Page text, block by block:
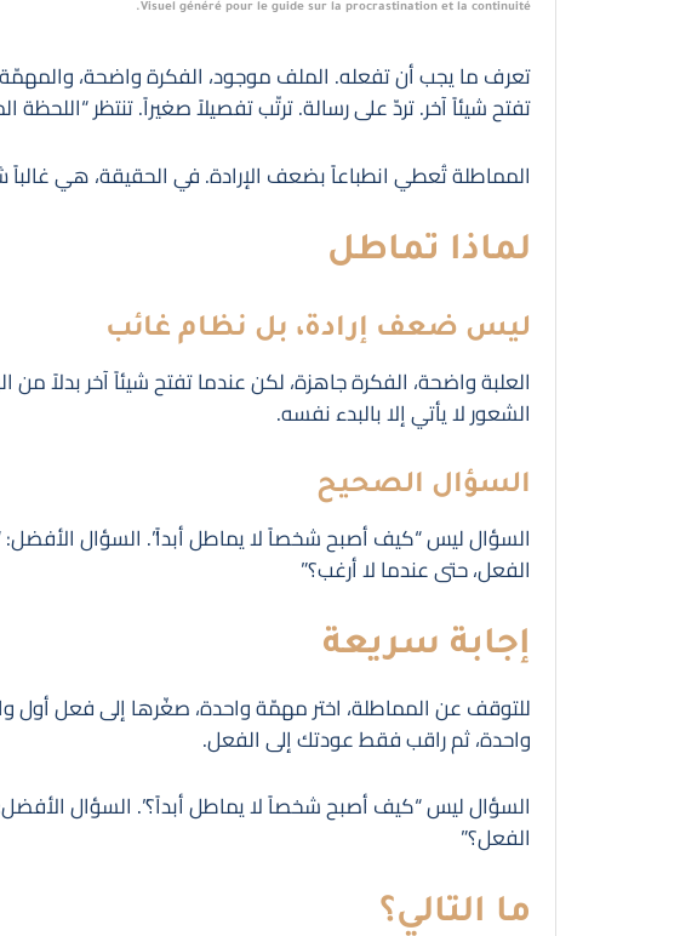
Visuel généré pour le guide sur la procrastination et la continuité.
تعرف ما يجب أن تفعله. الملف موجود، الفكرة واضحة،
تفتح شيئاً آخر. تردّ على رسالة. ترتّب تفصيلاً صغيراً. تنتظر “اللحظة
المماطلة تُعطي انطباعاً بضعف الإرادة. في الحقيقة، هي غالباً
لماذا تماطل
ليس ضعف إرادة، بل نظام غائب
العلبة واضحة، الفكرة جاهزة، لكن عندما تفتح شيئاً آخر بدلاً من
الشعور لا يأتي إلا بالبدء نفسه.
السؤال الصحيح
السؤال ليس “كيف أصبح شخصاً لا يماطل أبداً”. السؤال الأفضل:
الفعل، حتى عندما لا أرغب؟”
إجابة سريعة
للتوقف عن المماطلة، اختر مهمّة واحدة، صغّرها إلى فعل أول
واحدة، ثم راقب فقط عودتك إلى الفعل.
السؤال ليس “كيف أصبح شخصاً لا يماطل أبداً؟”. السؤال
الفعل؟”
ما التالي؟